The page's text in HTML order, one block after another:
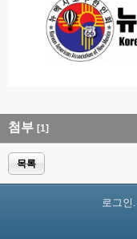
첨부 [1]
목록
로그인...